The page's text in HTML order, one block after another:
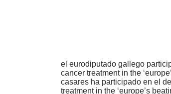
el eurodiputado gallego
cancer treatment in the
casares ha participado en el
treatment in the ‘europe’s